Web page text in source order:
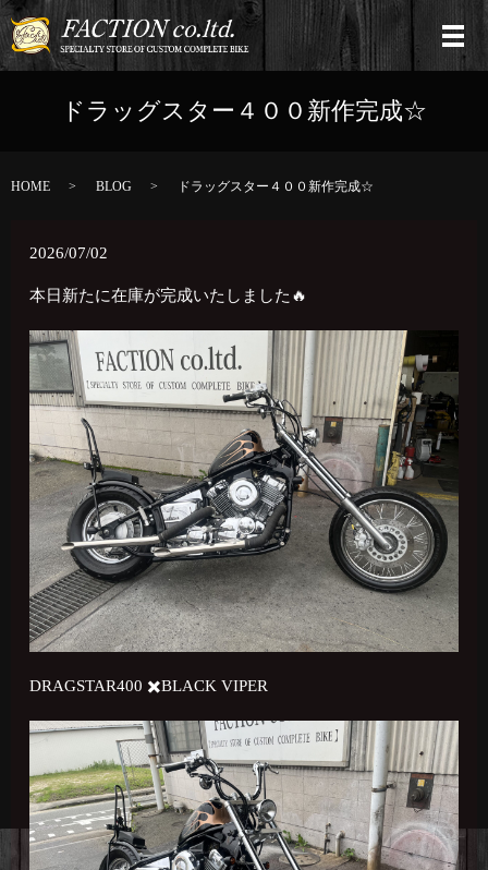
ドラッグスター４００新作完成☆
HOME BLOG ドラッグスター４００新作完成☆
2026/07/02
本日新たに在庫が完成いたしました🔥
DRAGSTAR400 ✖️BLACK VIPER